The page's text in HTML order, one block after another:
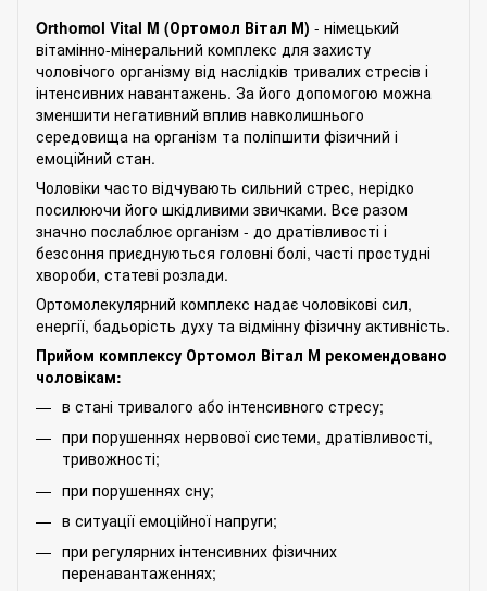
Orthomol Vital M (Ортомол Вітал М) - німецький
вітамінно-мінеральний комплекс для захисту
чоловічого організму від наслідків тривалих стресів і
інтенсивних навантажень. За його допомогою можна
зменшити негативний вплив навколишнього
середовища на організм та поліпшити фізичний і
емоційний стан.
Чоловіки часто відчувають сильний стрес, нерідко
посилюючи його шкідливими звичками. Все разом
значно послаблює організм - до дратівливості і
безсоння приєднуються головні болі, часті простудні
хвороби, статеві розлади.
Ортомолекулярний комплекс надає чоловікові сил,
енергії, бадьорість духу та відмінну фізичну активність.
Прийом комплексу Ортомол Вітал М рекомендовано
чоловікам:
в стані тривалого або інтенсивного стресу;
при порушеннях нервової системи, дратівливості,
тривожності;
при порушеннях сну;
в ситуації емоційної напруги;
при регулярних інтенсивних фізичних
перенавантаженнях;